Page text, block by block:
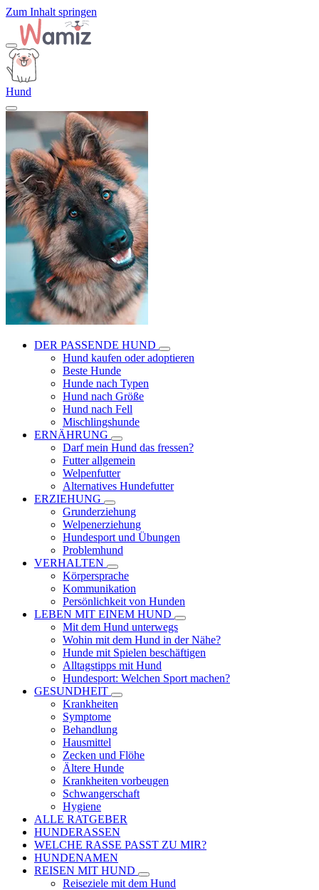
Zum Inhalt springen
Hund
DER PASSENDE HUND
Hund kaufen oder adoptieren
Beste Hunde
Hunde nach Typen
Hund nach Größe
Hund nach Fell
Mischlingshunde
ERNÄHRUNG
Darf mein Hund das fressen?
Futter allgemein
Welpenfutter
Alternatives Hundefutter
ERZIEHUNG
Grunderziehung
Welpenerziehung
Hundesport und Übungen
Problemhund
VERHALTEN
Körpersprache
Kommunikation
Persönlichkeit von Hunden
LEBEN MIT EINEM HUND
Mit dem Hund unterwegs
Wohin mit dem Hund in der Nähe?
Hunde mit Spielen beschäftigen
Alltagstipps mit Hund
Hundesport: Welchen Sport machen?
GESUNDHEIT
Krankheiten
Symptome
Behandlung
Hausmittel
Zecken und Flöhe
Ältere Hunde
Krankheiten vorbeugen
Schwangerschaft
Hygiene
ALLE RATGEBER
HUNDERASSEN
WELCHE RASSE PASST ZU MIR?
HUNDENAMEN
REISEN MIT HUND
Reiseziele mit dem Hund